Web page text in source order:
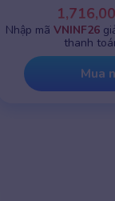
Mua